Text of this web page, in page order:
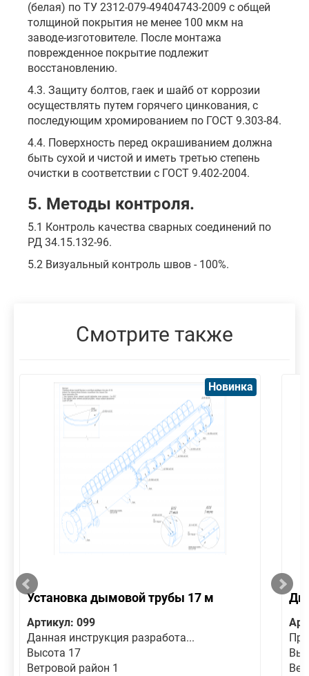
(белая) по ТУ 2312-079-49404743-2009 с общей
толщиной покрытия не менее 100 мкм на
заводе-изготовителе. После монтажа
поврежденное покрытие подлежит
восстановлению.
4.3. Защиту болтов, гаек и шайб от коррозии
осуществлять путем горячего цинкования, с
последующим хромированием по ГОСТ 9.303-84.
4.4. Поверхность перед окрашиванием должна
быть сухой и чистой и иметь третью степень
очистки в соответствии с ГОСТ 9.402-2004.
5. Методы контроля.
5.1 Контроль качества сварных соединений по
РД 34.15.132-96.
5.2 Визуальный контроль швов - 100%.
Смотрите также
Новинка
Установка дымовой трубы 17 м
Артикул: 099
Данная инструкция разработа...
Высота 17
Ветровой район 1